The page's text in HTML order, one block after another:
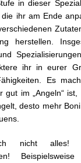
in dieser
ihr am Ende
herstellen.
ihr in eurer
Es
gut im „Angeln“
desto mehr
nicht alles!